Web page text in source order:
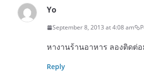
Yo
September 8, 2013 at 4:08 am
หางานร้านอาหาร ลองติดต่
Reply